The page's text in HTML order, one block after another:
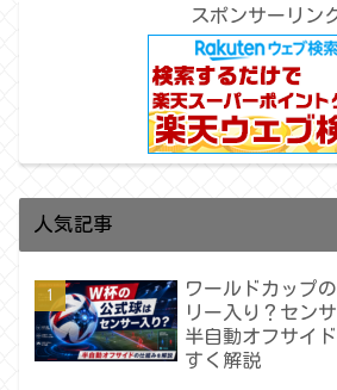
スポンサーリン
人気記事
ワールドカップ
リー入り？セン
半自動オフサイ
すく解説